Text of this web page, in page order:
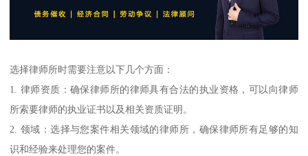
选择律师所时需要注意以下几个方面：
1. 律师资质：确保律师所的律师具有合法的执业资格，可以向律师
所索要律师的执业证书以及相关资质证明。
2. 领域：选择与您案件相关领域的律师所，确保律师所有足够的知
识和经验来处理您的案件。